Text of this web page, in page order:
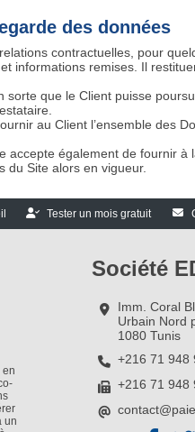
des données
contractuelles, pour
informations remises. Il
sorte que le Client puisse
au Client l’ensemble des
accepte également de fournir
du Site alors en vigueur.
Tester un mois gratuit
en
un
Société
Imm. Coral
Urbain Nord
1080 Tunis
+216 71 948
+216 71 948